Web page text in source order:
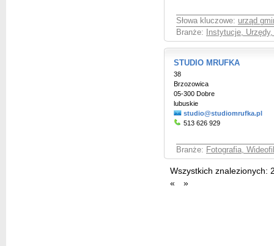
Słowa kluczowe: urząd
Branże:
Instytucje,
STUDIO MRUFKA
38
Brzozowica
05-300 Dobre
lubuskie
studio@studiomrufka.pl
513 626 929
Branże: Fotografia,
Wszystkich znalezionych:
«
»